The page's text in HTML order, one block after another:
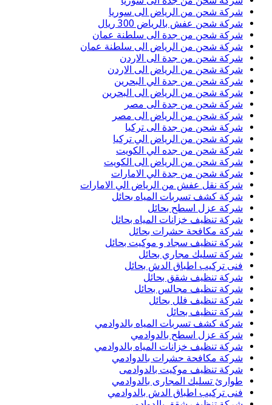
شركة شحن من الرياض الى سوريا
شركة شحن عفش بالرياض 300 ريال
شركة شحن من جدة الى سلطنة عمان
شركة شحن من الرياض الى سلطنة عمان
شركة شحن من جدة الى الاردن
شركة شحن من الرياض الى الاردن
شركة شحن من جدة الي البحرين
شركة شحن من الرياض الى البحرين
شركة شحن من جدة الى مصر
شركة شحن من الرياض الى مصر
شركة شحن من جدة الى تركيا
شركة شحن من الرياض الي تركيا
شركة شحن من جده الي الكويت
شركة شحن من الرياض الى الكويت
شركة شحن من جدة الي الامارات
شركة نقل عفش من الرياض الي الامارات
شركة كشف تسربات المياه بحائل
شركة عزل اسطح بحائل
شركة تنظيف خزانات المياه بحائل
شركة مكافحة حشرات بحائل
شركة تنظيف سجاد و موكيت بحائل
شركة تسليك مجاري بحائل
فنى تركيب اطباق الدش بحائل
شركة تنظيف شقق بحائل
شركة تنظيف مجالس بحائل
شركة تنظيف فلل بحائل
شركة تنظيف بحائل
شركة كشف تسربات المياه بالدوادمي
شركة عزل اسطح بالدوادمي
شركة تنظيف خزانات المياه بالدوادمي
شركة مكافحة حشرات بالدوادمي
شركة تنظيف موكيت بالدوادمى
طوارئ تسليك المجارى بالدوادمي
فنى تركيب اطباق الدش بالدوادمي